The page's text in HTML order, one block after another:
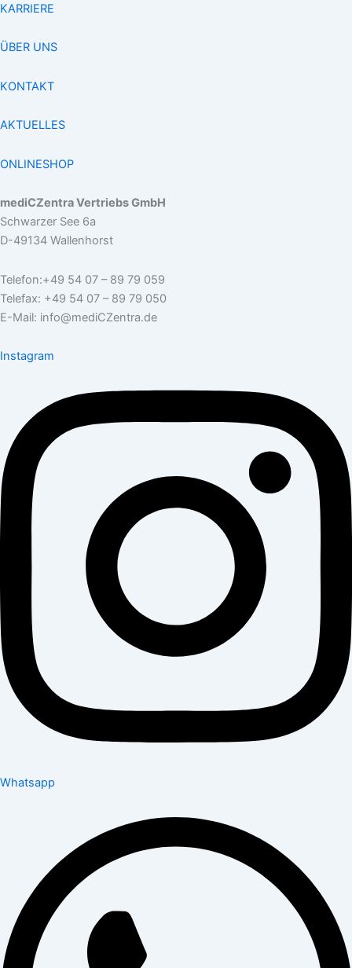
KARRIERE
ÜBER UNS
KONTAKT
AKTUELLES
ONLINESHOP
mediCZentra Vertriebs GmbH
Schwarzer See 6a
D-49134 Wallenhorst
Telefon:+49 54 07 – 89 79 059
Telefax: +49 54 07 – 89 79 050
E-Mail: info@mediCZentra.de
Instagram
Whatsapp